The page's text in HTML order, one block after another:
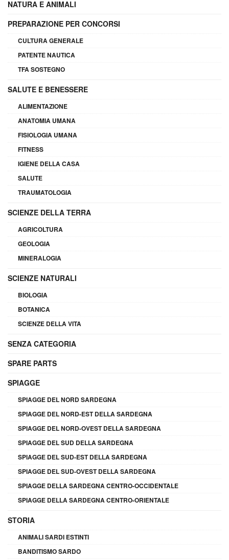
NATURA E ANIMALI
PREPARAZIONE PER CONCORSI
CULTURA GENERALE
PATENTE NAUTICA
TFA SOSTEGNO
SALUTE E BENESSERE
ALIMENTAZIONE
ANATOMIA UMANA
FISIOLOGIA UMANA
FITNESS
IGIENE DELLA CASA
SALUTE
TRAUMATOLOGIA
SCIENZE DELLA TERRA
AGRICOLTURA
GEOLOGIA
MINERALOGIA
SCIENZE NATURALI
BIOLOGIA
BOTANICA
SCIENZE DELLA VITA
SENZA CATEGORIA
SPARE PARTS
SPIAGGE
SPIAGGE DEL NORD SARDEGNA
SPIAGGE DEL NORD-EST DELLA SARDEGNA
SPIAGGE DEL NORD-OVEST DELLA SARDEGNA
SPIAGGE DEL SUD DELLA SARDEGNA
SPIAGGE DEL SUD-EST DELLA SARDEGNA
SPIAGGE DEL SUD-OVEST DELLA SARDEGNA
SPIAGGE DELLA SARDEGNA CENTRO-OCCIDENTALE
SPIAGGE DELLA SARDEGNA CENTRO-ORIENTALE
STORIA
ANIMALI SARDI ESTINTI
BANDITISMO SARDO